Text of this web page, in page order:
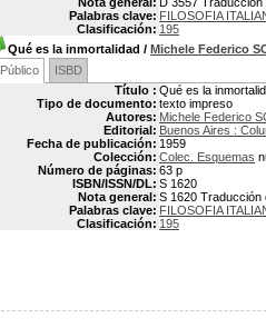
Palabras clave: FILOSOFIA
Clasificación: 195
Qué es la inmortalidad / Michele Federico
Público
ISBD
Título : Qué es la
Tipo de documento: texto impreso
Autores: Michele Federico
Editorial: Buenos Aires :
Fecha de publicación: 1959
Colección: Colec. Esquemas
Número de páginas: 63 p
ISBN/ISSN/DL: S 1620
Nota general: S 1620 Traducción
Palabras clave: FILOSOFIA
Clasificación: 195